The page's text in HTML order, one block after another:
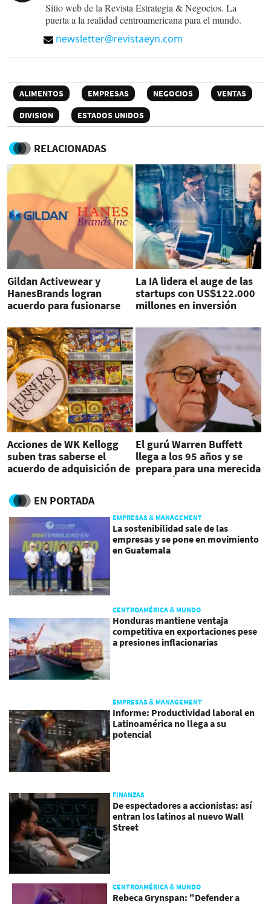
Sitio web de la Revista Estrategia & Negocios. La
puerta a la realidad centroamericana para el mundo.
newsletter@revistaeyn.com
ALIMENTOS EMPRESAS NEGOCIOS
VENTAS
DIVISION
ESTADOS UNIDOS
RELACIONADAS
Gildan Activewear y
HanesBrands logran
acuerdo para fusionarse
La IA lidera el auge de las
startups con US$122.000
millones en inversión
Acciones de WK Kellogg
suben tras saberse el
acuerdo de adquisición de
El gurú Warren Buffett
llega a los 95 años y se
prepara para una merecida
jubilación
EN PORTADA
EMPRESAS & MANAGEMENT
La sostenibilidad sale de las
empresas y se pone en movimiento
en Guatemala
CENTROAMÉRICA & MUNDO
Honduras mantiene ventaja
competitiva en exportaciones pese
a presiones inflacionarias
EMPRESAS & MANAGEMENT
Informe: Productividad laboral en
Latinoamérica no llega a su
potencial
FINANZAS
De espectadores a accionistas: así
entran los latinos al nuevo Wall
Street
CENTROAMÉRICA & MUNDO
Rebeca Grynspan: "Defender a